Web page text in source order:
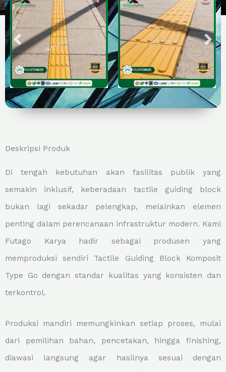
Deskripsi Produk
Di tengah kebutuhan akan fasilitas publik yang
semakin inklusif, keberadaan tactile guiding block
bukan lagi sekadar pelengkap, melainkan elemen
penting dalam perencanaan infrastruktur modern. Kami
Futago Karya hadir sebagai produsen yang
memproduksi sendiri Tactile Guiding Block Komposit
Type Go dengan standar kualitas yang konsisten dan
terkontrol.
Produksi mandiri memungkinkan setiap proses, mulai
dari pemilihan bahan, pencetakan, hingga finishing,
diawasi langsung agar hasilnya sesuai dengan